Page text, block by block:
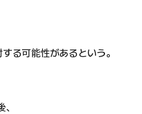
る可能性があるという。